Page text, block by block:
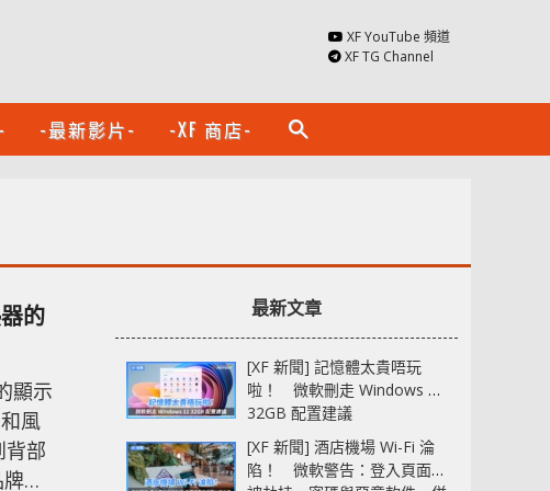
XF YouTube 頻道
XF TG Channel
-最新影片- -XF 商店- search
的
顯示
風
都
最新文章
[XF 新聞] 記憶體太貴唔玩
啦！ 微軟刪走 Windows 11
32GB 配置建議
[XF 新聞] 酒店機場 Wi-Fi 淪
陷！ 微軟警告：登入頁面可